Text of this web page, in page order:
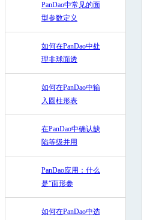
PanDao中常见的面
型参数定义
如何在PanDao中处
理非球面透
如何在PanDao中输
入圆柱形表
在PanDao中确认缺
陷等级并用
PanDao应用：什么
是“面形参
如何在PanDao中选